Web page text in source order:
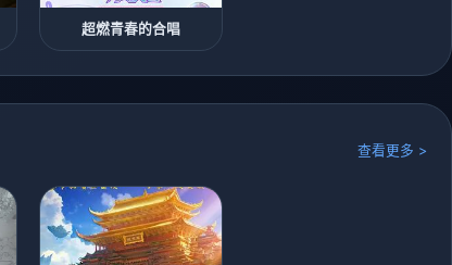
超燃青春的合唱
查看更多 >